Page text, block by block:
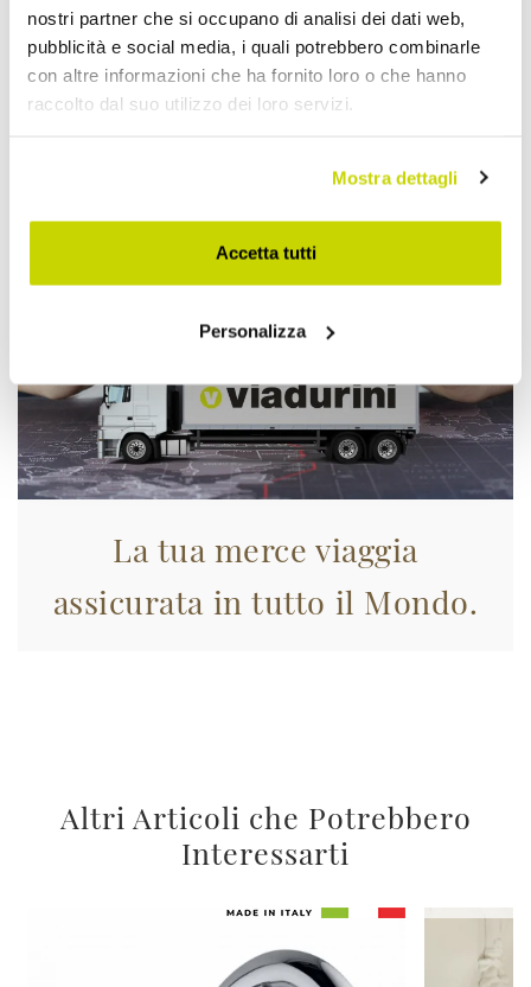
nostri partner che si occupano di analisi dei dati web,
pubblicità e social media, i quali potrebbero combinarle
con altre informazioni che ha fornito loro o che hanno
raccolto dal suo utilizzo dei loro servizi.
Mostra dettagli
Accetta tutti
Personalizza
Approfittane subito!
La tua merce viaggia
assicurata in tutto il Mondo.
Altri Articoli che Potrebbero
Interessarti